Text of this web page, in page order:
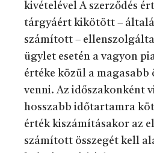
kivételével A szerződés
tárgyáért kikötött –
számított –
ügylet esetén a vagyon
értéke közül a magasabb
venni. Az időszakonként
hosszabb időtartamra
érték kiszámításakor az
számított összegét kell